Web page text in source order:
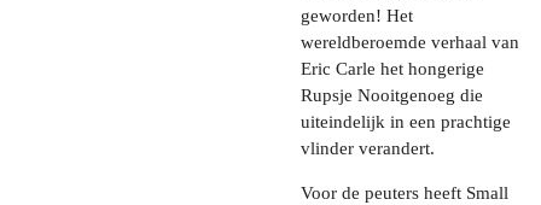
geworden! Het
wereldberoemde verhaal van
Eric Carle het hongerige
Rupsje Nooitgenoeg die
uiteindelijk in een prachtige
vlinder verandert.
Voor de peuters heeft Small